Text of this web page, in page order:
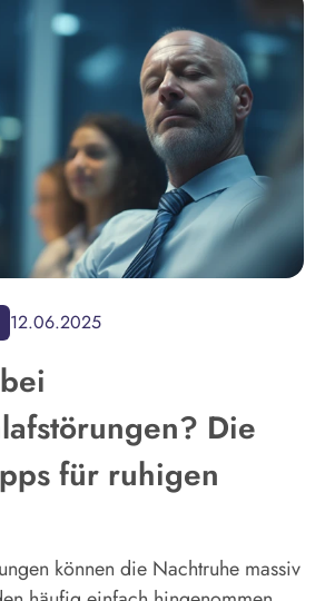
12.06.2025
Die
für ruhigen
können die Nachtruhe massiv